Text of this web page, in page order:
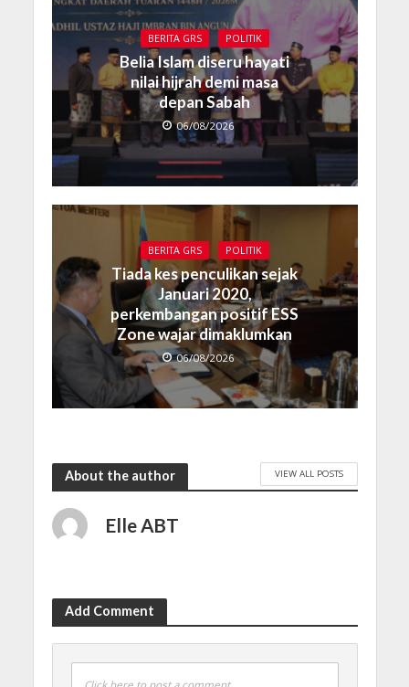
BERITA GRS POLITIK
Belia Islam diseru hayati
nilai hijrah demi masa
depan Sabah
06/08/2026
BERITA GRS POLITIK
Tiada kes penculikan sejak
Januari 2020,
perkembangan positif ESS
Zone wajar dimaklumkan
06/08/2026
About the author VIEW ALL POSTS
Elle ABT
Add Comment